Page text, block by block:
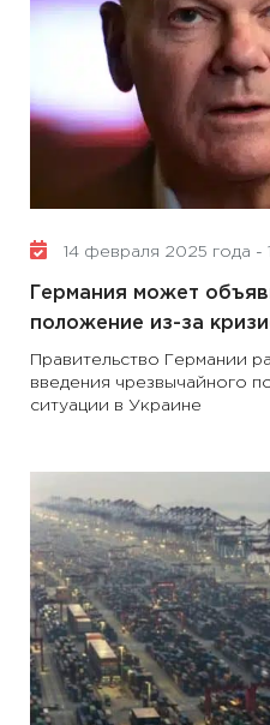
14 февраля 2025 года -
Германия может
положение из-за
Правительство Германии
введения чрезвычайного
ситуации в Украине